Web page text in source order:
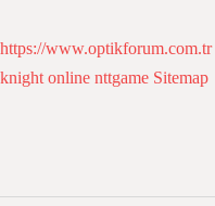
https://www.optikforum.com.tr
knight online nttgame Sitemap